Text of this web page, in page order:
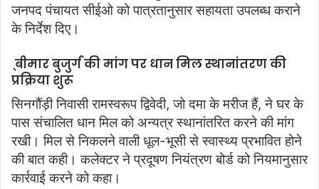
जनपद पंचायत सीईओ को पात्रतानुसार सहायता उपलब्ध कराने
के निर्देश दिए।
्बीमार बुजुर्ग की मांग पर धान मिल स्थानांतरण की
प्रक्रिया शुरू
सिनगौंड़ी निवासी रामस्वरूप द्विवेदी, जो दमा के मरीज हैं, ने घर के
पास संचालित धान मिल को अन्यत्र स्थानांतरित करने की मांग
रखी। मिल से निकलने वाली धूल-भूसी से स्वास्थ्य प्रभावित होने
की बात कही। कलेक्टर ने प्रदूषण नियंत्रण बोर्ड को नियमानुसार
कार्रवाई करने को कहा।